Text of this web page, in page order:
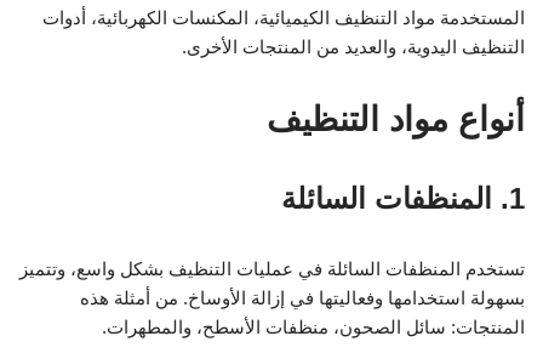
المستخدمة مواد التنظيف الكيميائية، المكنسات الكهربائية، أدوات
التنظيف اليدوية، والعديد من المنتجات الأخرى.
أنواع مواد التنظيف
1. المنظفات السائلة
تستخدم المنظفات السائلة في عمليات التنظيف بشكل واسع، وتتميز
بسهولة استخدامها وفعاليتها في إزالة الأوساخ. من أمثلة هذه
المنتجات: سائل الصحون، منظفات الأسطح، والمطهرات.